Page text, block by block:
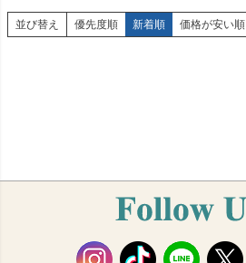
並び替え 優先度順 新着順 価格が安い順